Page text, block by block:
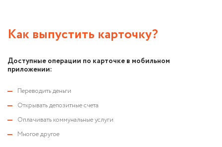
Как выпустить карточку?
Доступные операции по карточке в мобильном
приложении:
Переводить деньги
Открывать депозитные счета
Оплачивать коммунальные услуги
Многое другое